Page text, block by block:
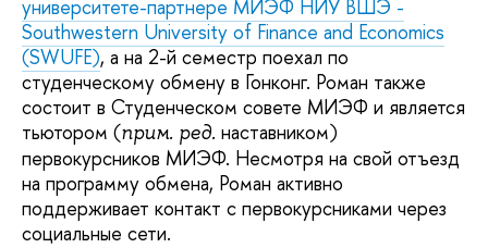
университете-партнере МИЭФ НИУ ВШЭ -
Southwestern University of Finance and Economics
(SWUFE), а на 2-й семестр поехал по
студенческому обмену в Гонконг. Роман также
состоит в Студенческом совете МИЭФ и является
тьютором (прим. ред. наставником)
первокурсников МИЭФ. Несмотря на свой отъезд
на программу обмена, Роман активно
поддерживает контакт с первокурсниками через
социальные сети.